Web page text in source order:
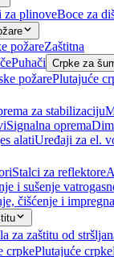
za plinoveBoce za
požareZaštitna
Puhači Crpke za
požarePlutajuće
za stabilizaciju
Signalna oprema
alatiUređaji za el.
Stalci za reflektore
i sušenje
čišćenje i
za zaštitu od
crpkePlutajuće crpke